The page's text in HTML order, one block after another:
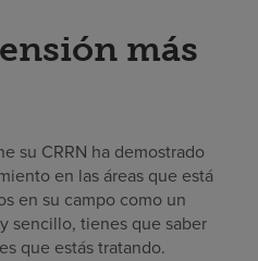
más
su CRRN ha demostrado
en las áreas que está
en su campo como un
sencillo, tienes que saber
que estás tratando.